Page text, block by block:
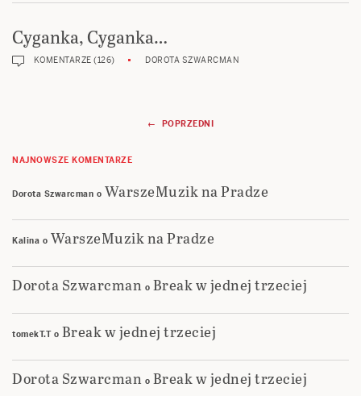
Cyganka, Cyganka…
KOMENTARZE (126) DOROTA SZWARCMAN
wpisów
← POPRZEDNI
NAJNOWSZE KOMENTARZE
Dorota Szwarcman o WarszeMuzik na Pradze
Kalina o WarszeMuzik na Pradze
Dorota Szwarcman o Break w jednej trzeciej
tomekT.To Break w jednej trzeciej
Dorota Szwarcman o Break w jednej trzeciej